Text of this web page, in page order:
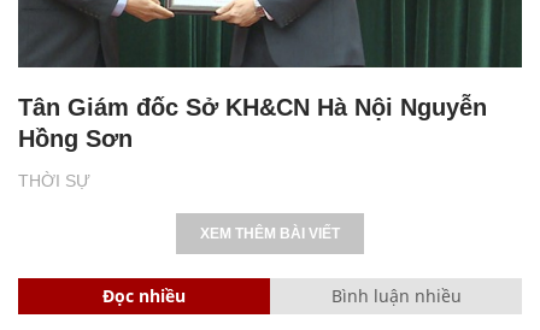
THỜI SỰ
Tân Giám đốc Sở KH&CN Hà Nội Nguyễn
Hồng Sơn
XEM THÊM BÀI VIẾT
Đọc nhiều Bình luận nhiều